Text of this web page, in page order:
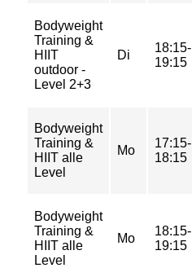
Bodyweight
Training &
HIIT
outdoor -
Level 2+3
Di
18:15-
19:15
Bodyweight
Training &
HIIT alle
Level
Mo
17:15-
18:15
Bodyweight
Training &
HIIT alle
Level
Mo
18:15-
19:15